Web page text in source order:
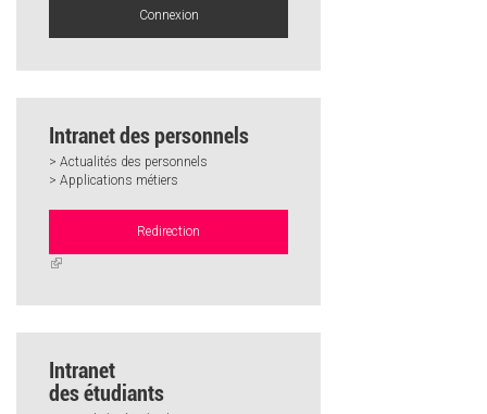
Connexion
Intranet des personnels
> Actualités des personnels
> Applications métiers
Redirection
(link
Intranet
des étudiants